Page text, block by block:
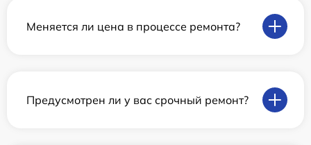
Меняется ли цена в процессе ремонта?
Предусмотрен ли у вас срочный ремонт?